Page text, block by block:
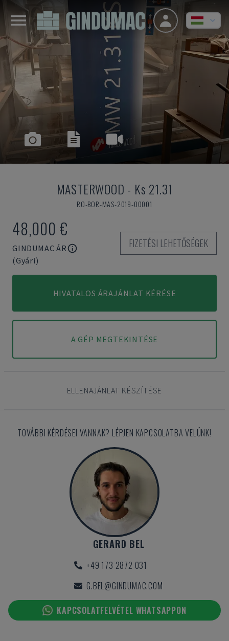
MASTERWOOD - Ks 21.31
RO-BOR-MAS-2019-00001
48,000 €
GINDUMAC ÁR
(Gyári)
FIZETÉSI LEHETŐSÉGEK
HIVATALOS ÁRAJÁNLAT KÉRÉSE
A GÉP MEGTEKINTÉSE
ELLENAJÁNLAT KÉSZÍTÉSE
TOVÁBBI KÉRDÉSEI VANNAK? LÉPJEN KAPCSOLATBA VELÜNK!
GERARD BEL
+49 173 2872 031
G.BEL@GINDUMAC.COM
KAPCSOLATFELVÉTEL WHATSAPPON